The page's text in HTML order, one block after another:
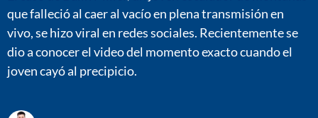
que falleció al caer al vacío en plena transmisión en
vivo, se hizo viral en redes sociales. Recientemente se
dio a conocer el video del momento exacto cuando el
joven cayó al precipicio.